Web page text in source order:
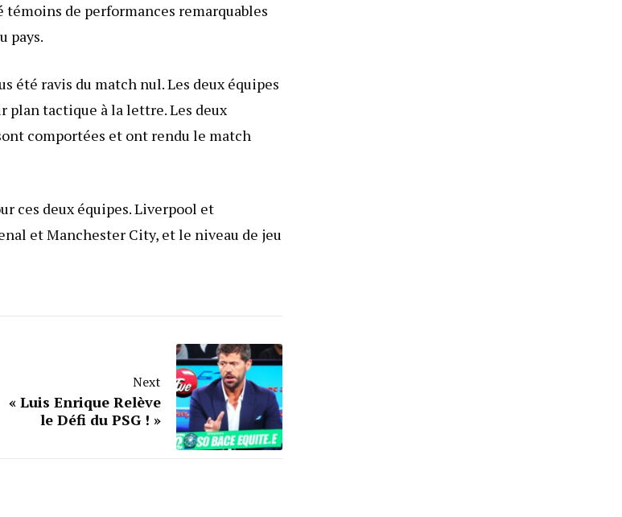
de performances remarquables
pays.
été ravis du match nul. Les deux équipes
plan tactique à la lettre. Les deux
comportées et ont rendu le match
ces deux équipes. Liverpool et
et Manchester City, et le niveau de jeu
Next
« Luis Enrique Relève
le Défi du PSG ! »